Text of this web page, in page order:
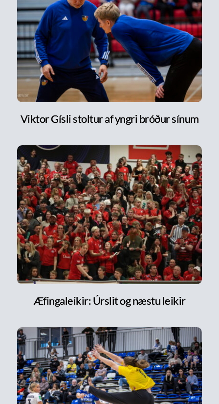
Viktor Gísli stoltur af yngri bróður sínum
Æfingaleikir: Úrslit og næstu leikir